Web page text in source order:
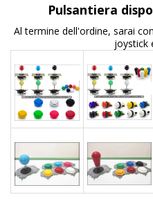
Pulsantiera
Al termine dell'ordine, sarai
joystick